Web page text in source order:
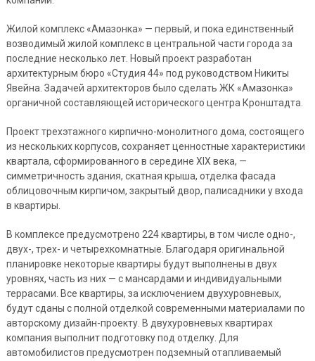
Жилой комплекс «Амазонка» — первый, и пока единственный
возводимый жилой комплекс в центральной части города за
последние несколько лет. Новый проект разработан
архитектурным бюро «Студия 44» под руководством Никиты
Явейна. Задачей архитекторов было сделать ЖК «Амазонка»
органичной составляющей исторического центра Кронштадта.
Проект трехэтажного кирпично-монолитного дома, состоящего
из нескольких корпусов, сохраняет ценностные характеристики
квартала, сформированного в середине XIX века, —
симметричность здания, скатная крыша, отделка фасада
облицовочным кирпичом, закрытый двор, палисадники у входа
в квартиры.
В комплексе предусмотрено 224 квартиры, в том числе одно-,
двух-, трех- и четырехкомнатные. Благодаря оригинальной
планировке некоторые квартиры будут выполнены в двух
уровнях, часть из них — с мансардами и индивидуальными
террасами. Все квартиры, за исключением двухуровневых,
будут сданы с полной отделкой современными материалами по
авторскому дизайн-проекту. В двухуровневых квартирах
компания выполнит подготовку под отделку. Для
автомобилистов предусмотрен подземный отапливаемый